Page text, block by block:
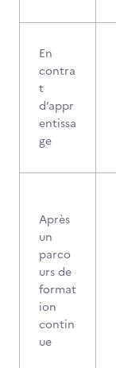
En
contra
t
d’appr
entissa
ge
Après
un
parco
urs de
format
ion
contin
ue